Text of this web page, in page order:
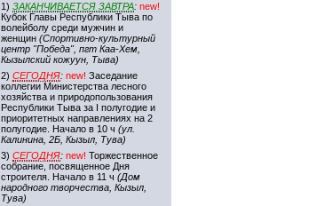
1) ЗАКАНЧИВАЕТСЯ ЗАВТРА: new!
Кубок Главы Республики Тыва по
волейболу среди мужчин и
женщин (Спортивно-культурный
центр "Победа", пгт Каа-Хем,
Кызылский кожуун, Тыва)
2) СЕГОДНЯ: new! Заседание
коллегии Министерства лесного
хозяйства и природопользования
Республики Тыва за I полугодие и
приоритетных направлениях на 2
полугодие. Начало в 10 ч (ул.
Калинина, 2Б, Кызыл, Тува)
3) СЕГОДНЯ: new! Торжественное
собрание, посвященное Дня
строителя. Начало в 11 ч (Дом
народного творчества, Кызыл,
Тува)